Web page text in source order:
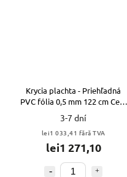
Krycia plachta - Priehľadná
PVC fólia 0,5 mm 122 cm Celá
rolka
3-7 dní
lei1 033,41 fără TVA
lei1 271,10